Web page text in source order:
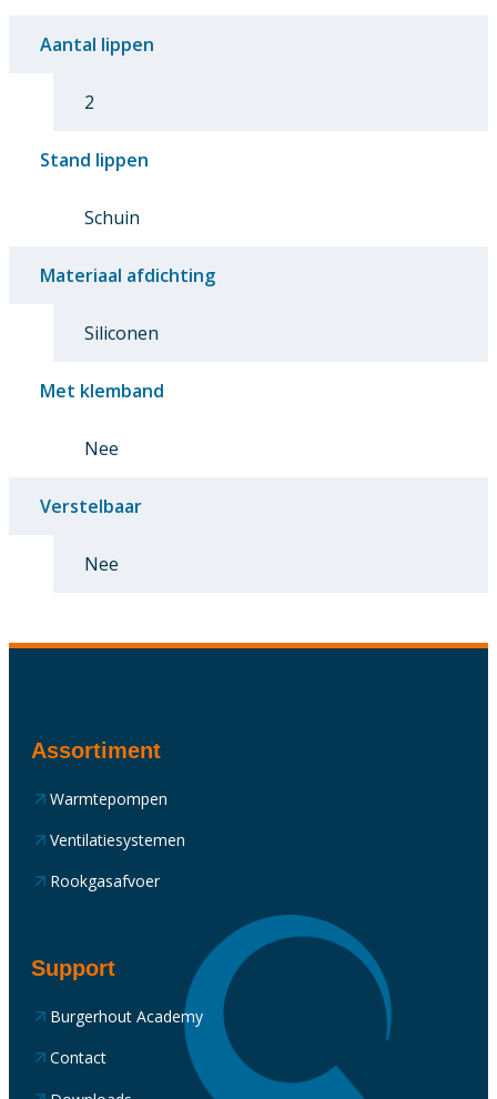
Aantal lippen
2
Stand lippen
Schuin
Materiaal afdichting
Siliconen
Met klemband
Nee
Verstelbaar
Nee
Assortiment
Warmtepompen
Ventilatiesystemen
Rookgasafvoer
Support
Burgerhout Academy
Contact